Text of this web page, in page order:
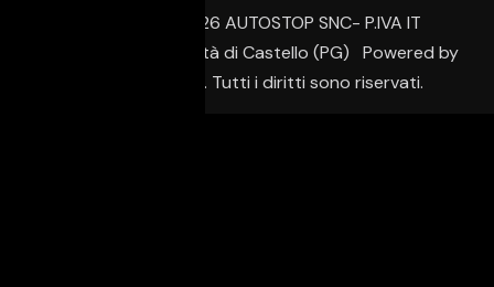
© Copyright 2026 AUTOSTOP SNC- P.IVA IT
02650950542 – Città di Castello (PG) Powered by
Creative Agency. Tutti i diritti sono riservati.